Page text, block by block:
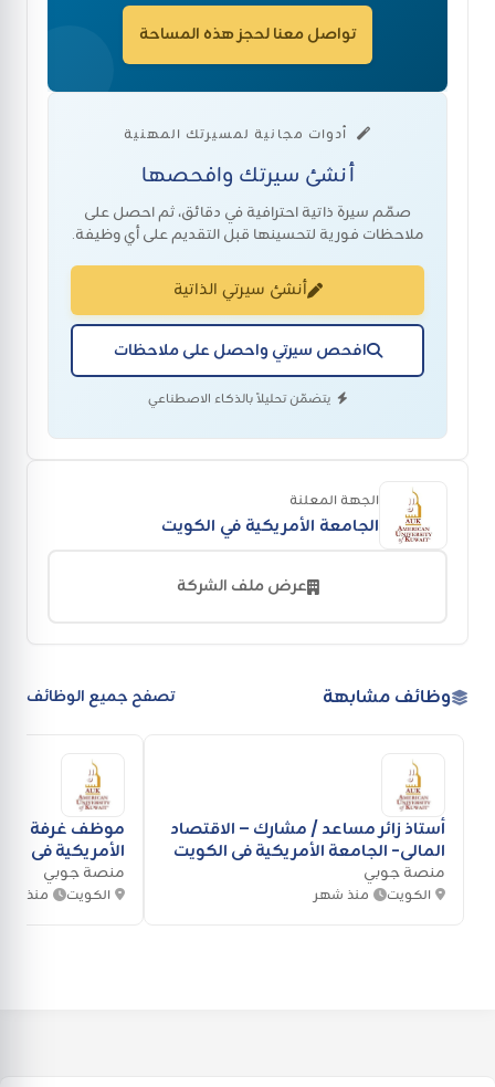
تواصل معنا لحجز هذه المساحة
أدوات مجانية لمسيرتك المهنية
أنشئ سيرتك وافحصها
صمّم سيرة ذاتية احترافية في دقائق، ثم احصل على
ملاحظات فورية لتحسينها قبل التقديم على أي وظيفة.
أنشئ سيرتي الذاتية
افحص سيرتي واحصل على ملاحظات
يتضمّن تحليلاً بالذكاء الاصطناعي
الجهة المعلنة
الجامعة الأمريكية في الكويت
عرض ملف الشركة
وظائف مشابهة تصفح جميع الوظائف
أستاذ زائر مساعد / مشارك – الاقتصاد
المالي- الجامعة الأمريكية في الكويت
منصة جوبي
الكويت منذ شهر
موظف غرفة
الأمريكية في
منصة جوبي
الكويت منذ